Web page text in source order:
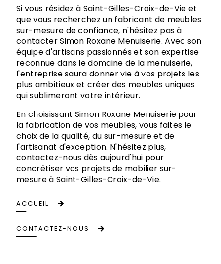
Si vous résidez à Saint-Gilles-Croix-de-Vie et
que vous recherchez un fabricant de meubles
sur-mesure de confiance, n'hésitez pas à
contacter Simon Roxane Menuiserie. Avec son
équipe d'artisans passionnés et son expertise
reconnue dans le domaine de la menuiserie,
l'entreprise saura donner vie à vos projets les
plus ambitieux et créer des meubles uniques
qui sublimeront votre intérieur.
En choisissant Simon Roxane Menuiserie pour
la fabrication de vos meubles, vous faites le
choix de la qualité, du sur-mesure et de
l'artisanat d'exception. N'hésitez plus,
contactez-nous dès aujourd'hui pour
concrétiser vos projets de mobilier sur-
mesure à Saint-Gilles-Croix-de-Vie.
ACCUEIL
CONTACTEZ-NOUS